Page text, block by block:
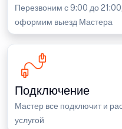
Перезвоним с 9:00 до
оформим выезд Мастера
Подключение
Мастер все подключит и
услугой